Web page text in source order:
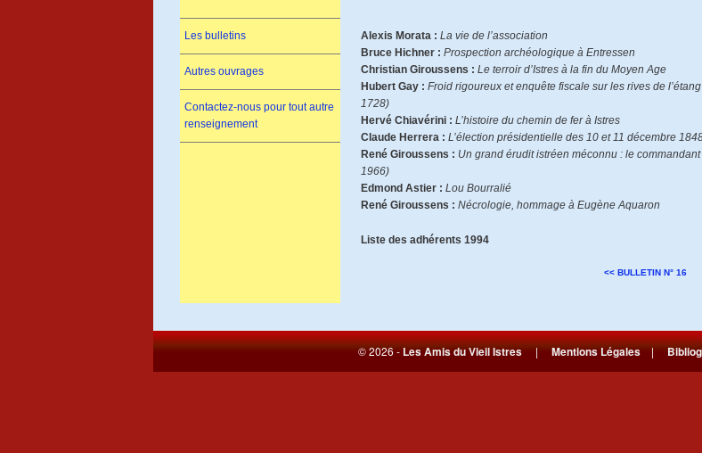
Les bulletins
Autres ouvrages
Contactez-nous pour tout autre
renseignement
Alexis Morata : La vie de l’association
Bruce Hichner : Prospection archéologique à Entressen
Christian Giroussens : Le terroir d’Istres à la fin du Moyen Age
Hubert Gay : Froid rigoureux et enquête fiscale sur les rives de
1728)
Hervé Chiavérini : L’histoire du chemin de fer à Istres
Claude Herrera : L’élection présidentielle des 10 et 11 décembre
René Giroussens : Un grand érudit istréen méconnu : le
1966)
Edmond Astier : Lou Bourralié
René Giroussens : Nécrologie, hommage à Eugène Aquaron
Liste des adhérents 1994
<< BULLETIN N° 16
© 2026 - Les Amis du Vieil Istres | Mentions Légales |